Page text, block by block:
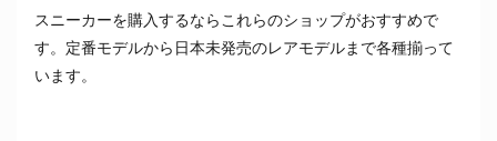
スニーカーを購入するならこれらのショップがおすすめで
す。定番モデルから日本未発売のレアモデルまで各種揃って
います。